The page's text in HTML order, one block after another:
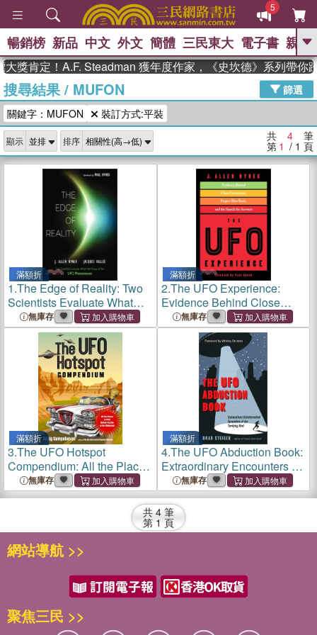
5
GO
The Odyssey 、
父親節 、 如果歷史是一群喵 、 暑期
推薦 、
念華 、 台灣的李登輝時代 、 數學女
孩：黎曼猜想
偉大的迷走神經
暢銷榜 新品 中文 外文 簡體 三民東大 電子書 親子
獎肯定！A.F. Steadman 獲年度作家，《史坎德》系列帶你
搜尋結果/ MUFON
篩選
關鍵字：MUFON
裝訂方式:平裝
顯示 排序 共 4 筆
第 1 / 1 頁
滿額折
1.The Edge of Reality: Two
Scientists Evaluate What
We Know of the UFO
Phenomenon
無庫存
滿額折
2.The UFO Experience:
Evidence Behind Close
Encounters, Project Blue
Book, and the Search for
Answers
無庫存
滿額折
3.The UFO Hotspot
Compendium: All the Places
to Visit Before You Die or
Are Abducted
無庫存
滿額折
4.The UFO Abduction Book:
Extraordinary Encounters of
the Terrifying Kind
無庫存
共 4 筆
第 1 頁
網站導航 >>
聚焦三民 >>